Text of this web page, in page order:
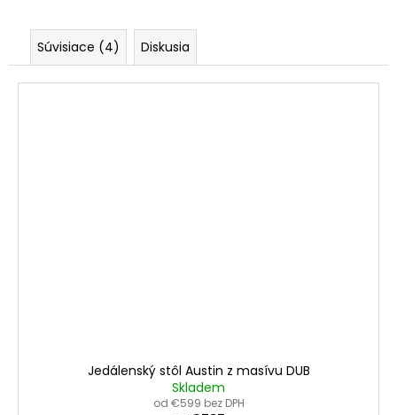
Súvisiace (4) Diskusia
Jedálenský stôl Austin z masívu DUB
Skladem
od €599 bez DPH